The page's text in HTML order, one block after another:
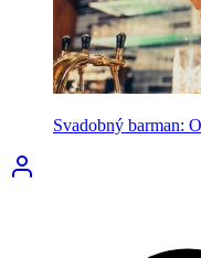
Svadobný barman: